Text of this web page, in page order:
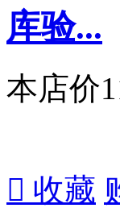
库验...
本店价
 收藏